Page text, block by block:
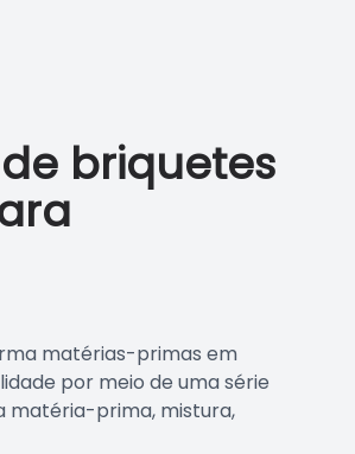
briquetes
matérias-primas em
por meio de uma série
matéria-prima, mistura,